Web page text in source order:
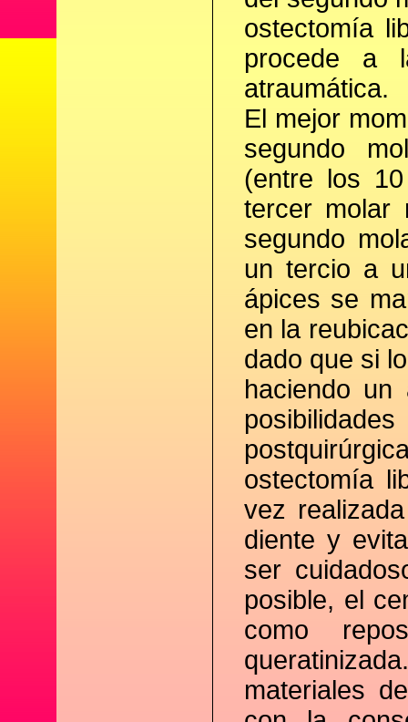
ostectomía
procede a
atraumática.
El mejor
segundo
(entre los
tercer molar
segundo
un tercio a
ápices se
en la
dado que si
haciendo un
ostectomía
vez
diente y
ser
posible, el
como
materiales